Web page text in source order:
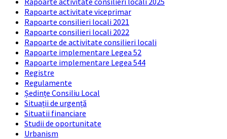
Rapoarte activitate viceprimar
Rapoarte consilieri locali 2021
Rapoarte consilieri locali 2022
Rapoarte de activitate consilieri locali
Rapoarte implementare Legea 52
Rapoarte implementare Legea 544
Registre
Regulamente
Ședințe Consiliu Local
Situații de urgență
Situatii financiare
Studii de oportunitate
Urbanism